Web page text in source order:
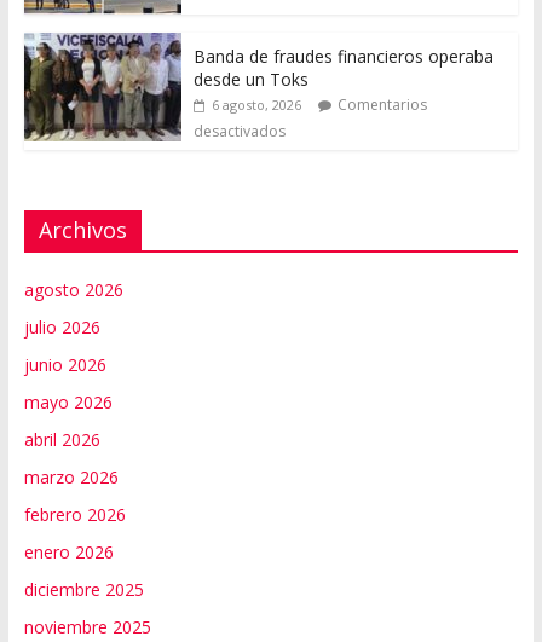
Banda de fraudes financieros operaba
desde un Toks
6 agosto, 2026
Comentarios
desactivados
Archivos
agosto 2026
julio 2026
junio 2026
mayo 2026
abril 2026
marzo 2026
febrero 2026
enero 2026
diciembre 2025
noviembre 2025